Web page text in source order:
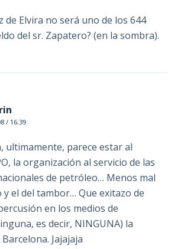
de Elvira no será uno de los 644
del sr. Zapatero? (en la sombra).
/ 16:39
ultimamente, parece estar al
la organización al servicio de las
de petróleo… Menos mal
el del tambor… Que exitazo de
en los medios de
es decir, NINGUNA) la
Jajajaja